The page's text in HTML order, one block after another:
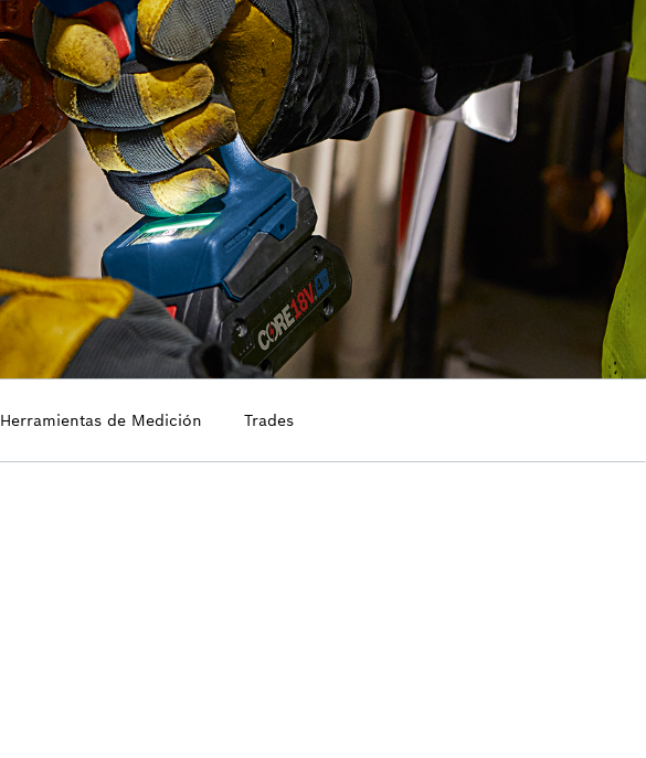
Herramientas de Medición Trades